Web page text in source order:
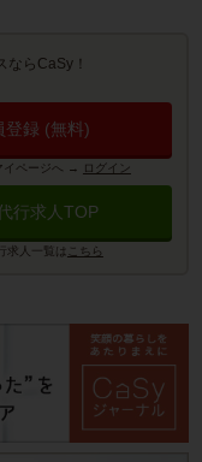
らCaSy！
登録 (無料)
イページへ → ログイン
行求人TOP
求人一覧は こちら